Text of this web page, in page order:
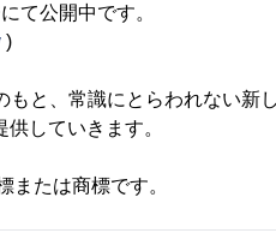
て公開中です。
)
と、常識にとらわれない新
していきます。
たは商標です。